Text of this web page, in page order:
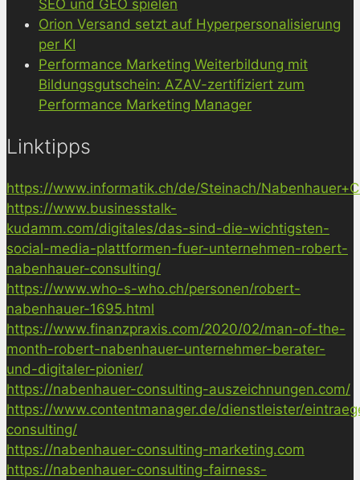
SEO und GEO spielen
Orion Versand setzt auf Hyperpersonalisierung
per KI
Performance Marketing Weiterbildung mit
Bildungsgutschein: AZAV-zertifiziert zum
Performance Marketing Manager
Linktipps
https://www.informatik.ch/de/Steinach/
https://www.businesstalk-
kudamm.com/digitales/das-sind-die-wichtigsten-
social-media-plattformen-fuer-unternehmen-robert-
nabenhauer-consulting/
https://www.who-s-who.ch/personen/robert-
nabenhauer-1695.html
https://www.finanzpraxis.com/2020/02/man-of-the-
month-robert-nabenhauer-unternehmer-berater-
und-digitaler-pionier/
https://nabenhauer-consulting-auszeichnungen.com/
https://www.contentmanager.de/dienstleister/
consulting/
https://nabenhauer-consulting-marketing.com
https://nabenhauer-consulting-fairness-